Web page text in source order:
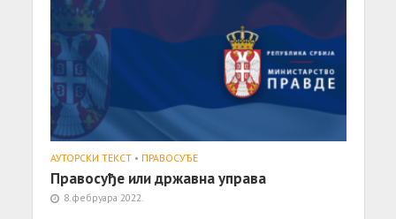
АУТОРСКИ ТЕКСТ • ПРАВОСУЂЕ
Правосуђе или државна управа
8. фебруара 2022.